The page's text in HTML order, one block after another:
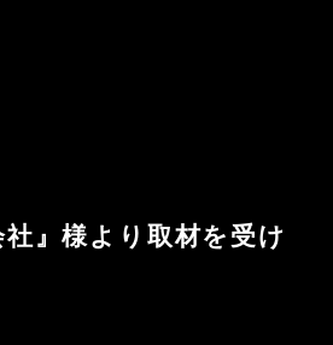
社』様より取材を受け